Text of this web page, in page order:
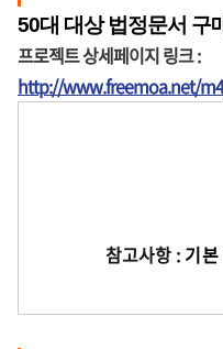
50대 대상 법정문서 구
프로젝트 상세페이지 링크 :
http://www.freemoa.net/
참고사항 : 기